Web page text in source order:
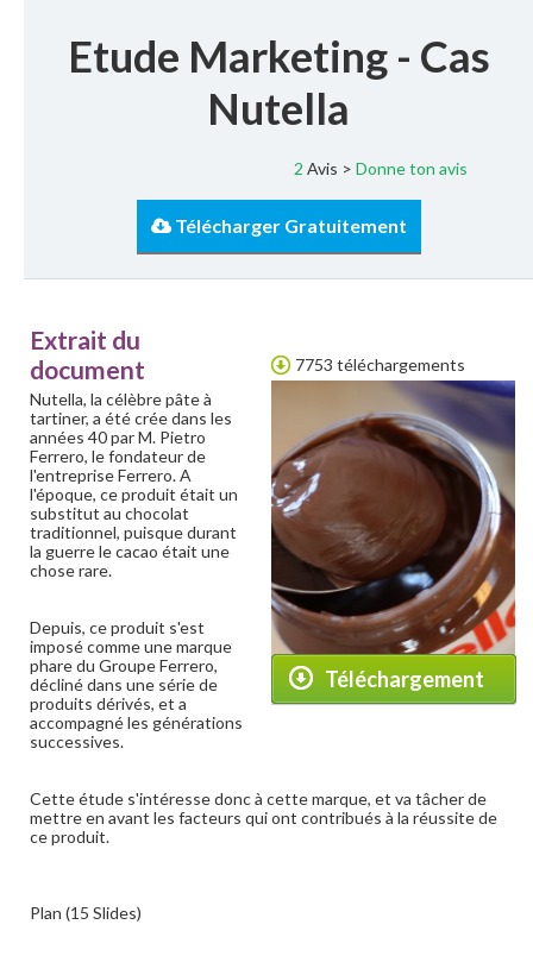
Etude Marketing - Cas
Nutella
2 Avis > Donne ton avis
Télécharger Gratuitement
Téléchargement
7753 téléchargements
Extrait du
document
Nutella, la célèbre pâte à
tartiner, a été crée dans les
années 40 par M. Pietro
Ferrero, le fondateur de
l'entreprise Ferrero. A
l'époque, ce produit était un
substitut au chocolat
traditionnel, puisque durant
la guerre le cacao était une
chose rare.
Depuis, ce produit s'est
imposé comme une marque
phare du Groupe Ferrero,
décliné dans une série de
produits dérivés, et a
accompagné les générations
successives.
Cette étude s'intéresse donc à cette marque, et va tâcher de
mettre en avant les facteurs qui ont contribués à la réussite de
ce produit.
Plan (15 Slides)